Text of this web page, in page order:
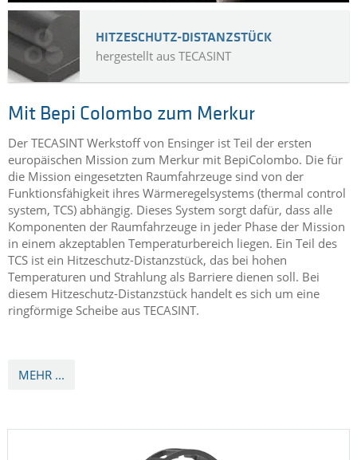
HITZESCHUTZ-DISTANZSTÜCK
hergestellt aus TECASINT
Mit Bepi Colombo zum Merkur
Der TECASINT Werkstoff von Ensinger ist Teil der ersten
europäischen Mission zum Merkur mit BepiColombo. Die für
die Mission eingesetzten Raumfahrzeuge sind von der
Funktionsfähigkeit ihres Wärmeregelsystems (thermal control
system, TCS) abhängig. Dieses System sorgt dafür, dass alle
Komponenten der Raumfahrzeuge in jeder Phase der Mission
in einem akzeptablen Temperaturbereich liegen. Ein Teil des
TCS ist ein Hitzeschutz-Distanzstück, das bei hohen
Temperaturen und Strahlung als Barriere dienen soll. Bei
diesem Hitzeschutz-Distanzstück handelt es sich um eine
ringförmige Scheibe aus TECASINT.
MEHR ...